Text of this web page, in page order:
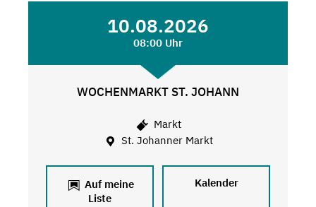
10.08.2026
08:00 Uhr
WOCHENMARKT ST. JOHANN
Markt
St. Johanner Markt
Auf meine
Liste
Kalender